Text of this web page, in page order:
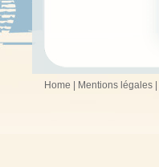
Home Mentions légales